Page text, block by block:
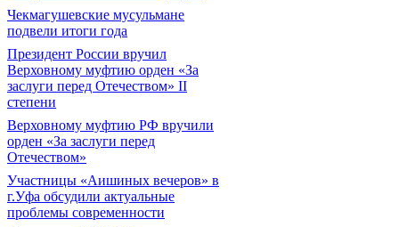
Чекмагушевские мусульмане
подвели итоги года
Президент России вручил
Верховному муфтию орден «За
заслуги перед Отечеством» II
степени
Верховному муфтию РФ вручили
орден «За заслуги перед
Отечеством»
Участницы «Аишиных вечеров» в
г.Уфа обсудили актуальные
проблемы современности